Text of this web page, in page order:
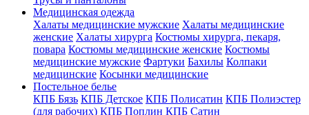
Медицинская одежда
Халаты медицинские мужские Халаты медицинские
женские Халаты хирурга Костюмы хирурга, пекаря,
повара Костюмы медицинские женские Костюмы
медицинские мужские Фартуки Бахилы Колпаки
медицинские Косынки медицинские
Постельное белье
КПБ Бязь КПБ Детское КПБ Полисатин КПБ Полиэстер
(для рабочих) КПБ Поплин КПБ Сатин